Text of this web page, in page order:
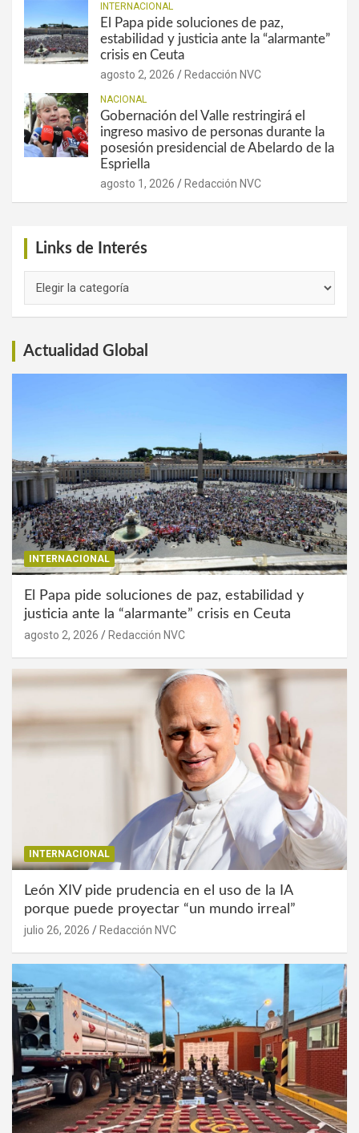
INTERNACIONAL
El Papa pide soluciones de paz,
estabilidad y justicia ante la “alarmante”
crisis en Ceuta
agosto 2, 2026 Redacción NVC
NACIONAL
Gobernación del Valle restringirá el
ingreso masivo de personas durante la
posesión presidencial de Abelardo de la
Espriella
agosto 1, 2026 Redacción NVC
Links de Interés
Actualidad Global
INTERNACIONAL
El Papa pide soluciones de paz, estabilidad y
justicia ante la “alarmante” crisis en Ceuta
agosto 2, 2026 Redacción NVC
INTERNACIONAL
León XIV pide prudencia en el uso de la IA
porque puede proyectar “un mundo irreal”
julio 26, 2026 Redacción NVC